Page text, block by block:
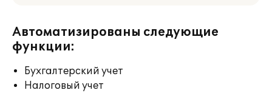
Автоматизированы следующие
функции:
Бухгалтерский учет
Налоговый учет